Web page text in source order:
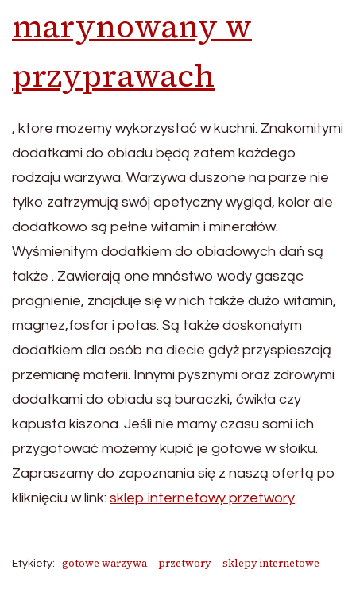
marynowany w
przyprawach
, ktore mozemy wykorzystać w kuchni. Znakomitymi
dodatkami do obiadu będą zatem każdego
rodzaju warzywa. Warzywa duszone na parze nie
tylko zatrzymują swój apetyczny wygląd, kolor ale
dodatkowo są pełne witamin i minerałów.
Wyśmienitym dodatkiem do obiadowych dań są
także . Zawierają one mnóstwo wody gasząc
pragnienie, znajduje się w nich także dużo witamin,
magnez,fosfor i potas. Są także doskonałym
dodatkiem dla osób na diecie gdyż przyspieszają
przemianę materii. Innymi pysznymi oraz zdrowymi
dodatkami do obiadu są buraczki, ćwikła czy
kapusta kiszona. Jeśli nie mamy czasu sami ich
przygotować możemy kupić je gotowe w słoiku.
Zapraszamy do zapoznania się z naszą ofertą po
kliknięciu w link: sklep internetowy przetwory
Etykiety: gotowe warzywa przetwory sklepy internetowe